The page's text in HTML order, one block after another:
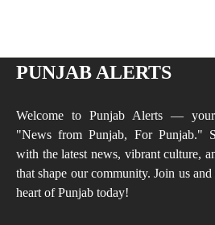
PUNJAB ALERTS
Welcome to Punjab Alerts —
"News from Punjab, For Punjab."
with the latest news, vibrant culture,
that shape our community. Join us
heart of Punjab today!